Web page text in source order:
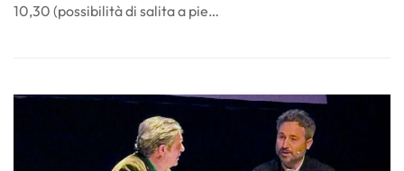
10,30 (possibilità di salita a pie…